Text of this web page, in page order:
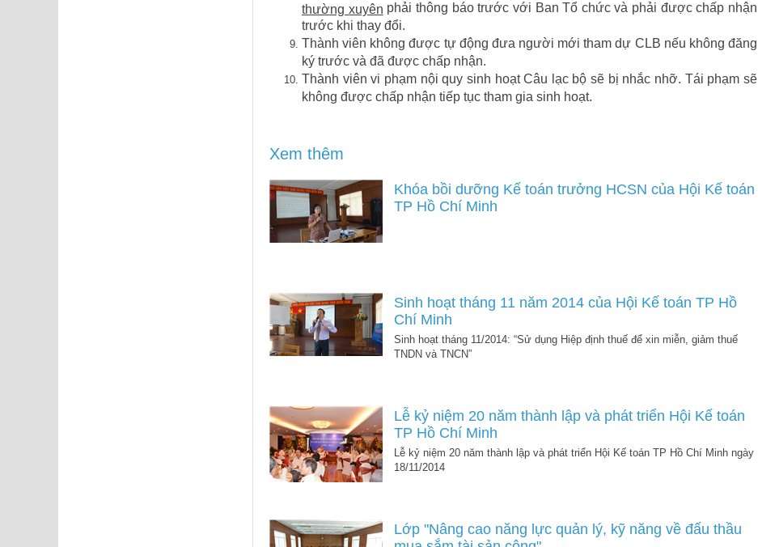
thường xuyên phải thông báo trước với Ban Tổ chức và phải được chấp nhận
trước khi thay đổi.
Thành viên không được tự động đưa người mới tham dự CLB nếu không đăng
ký trước và đã được chấp nhận.
Thành viên vi phạm nội quy sinh hoạt Câu lạc bộ sẽ bị nhắc nhỡ. Tái phạm sẽ
không được chấp nhận tiếp tục tham gia sinh hoạt.
Xem thêm
Khóa bồi dưỡng Kế toán trưởng HCSN của Hội Kế toán
TP Hồ Chí Minh
Sinh hoạt tháng 11 năm 2014 của Hội Kế toán TP Hồ
Chí Minh
Sinh hoạt tháng 11/2014: “Sử dụng Hiệp định thuế để xin miễn, giảm thuế
TNDN và TNCN”
Lễ kỷ niệm 20 năm thành lập và phát triển Hội Kế toán
TP Hồ Chí Minh
Lễ kỷ niệm 20 năm thành lập và phát triển Hội Kế toán TP Hồ Chí Minh ngày
18/11/2014
Lớp "Nâng cao năng lực quản lý, kỹ năng về đấu thầu